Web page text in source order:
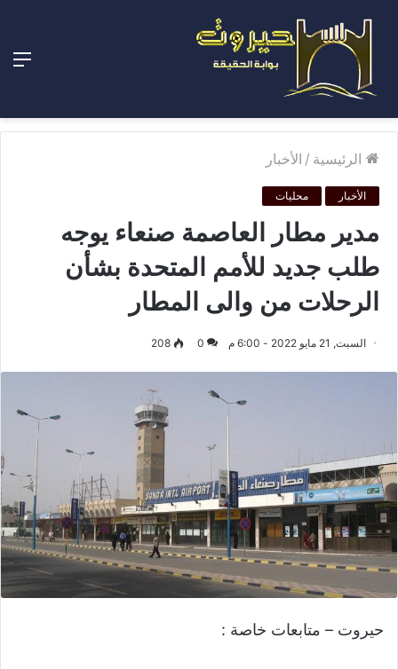
الرئيسية / الأخبار
الأخبار محليات
مدير مطار العاصمة صنعاء يوجه
طلب جديد للأمم المتحدة بشأن
الرحلات من والى المطار
السبت, 21 مايو 2022 - 6:00 م 0
208
حيروت – متابعات خاصة :